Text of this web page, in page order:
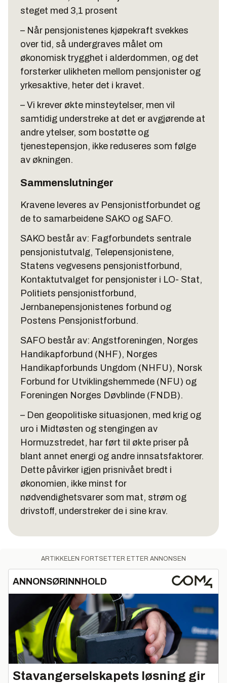
steget med 3,1 prosent
– Når pensjonistenes kjøpekraft svekkes
over tid, så undergraves målet om
økonomisk trygghet i alderdommen, og det
forsterker ulikheten mellom pensjonister og
yrkesaktive, heter det i kravet.
– Vi krever økte minsteytelser, men vil
samtidig understreke at det er avgjørende at
andre ytelser, som bostøtte og
tjenestepensjon, ikke reduseres som følge
av økningen.
Sammenslutninger
Kravene leveres av Pensjonistforbundet og
de to samarbeidene SAKO og SAFO.
SAKO består av: Fagforbundets sentrale
pensjonistutvalg, Telepensjonistene,
Statens vegvesens pensjonistforbund,
Kontaktutvalget for pensjonister i LO- Stat,
Politiets pensjonistforbund,
Jernbanepensjonistenes forbund og
Postens Pensjonistforbund.
SAFO består av: Angstforeningen, Norges
Handikapforbund (NHF), Norges
Handikapforbunds Ungdom (NHFU), Norsk
Forbund for Utviklingshemmede (NFU) og
Foreningen Norges Døvblinde (FNDB).
– Den geopolitiske situasjonen, med krig og
uro i Midtøsten og stengingen av
Hormuzstredet, har ført til økte priser på
blant annet energi og andre innsatsfaktorer.
Dette påvirker igjen prisnivået bredt i
økonomien, ikke minst for
nødvendighetsvarer som mat, strøm og
drivstoff, understreker de i sine krav.
ARTIKKELEN FORTSETTER ETTER ANNONSEN
ANNONSØRINNHOLD
Stavangerselskapets løsning gir